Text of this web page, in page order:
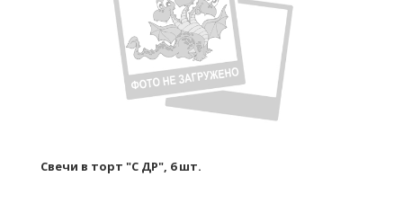
Свечи в торт "С ДР", 6 шт.